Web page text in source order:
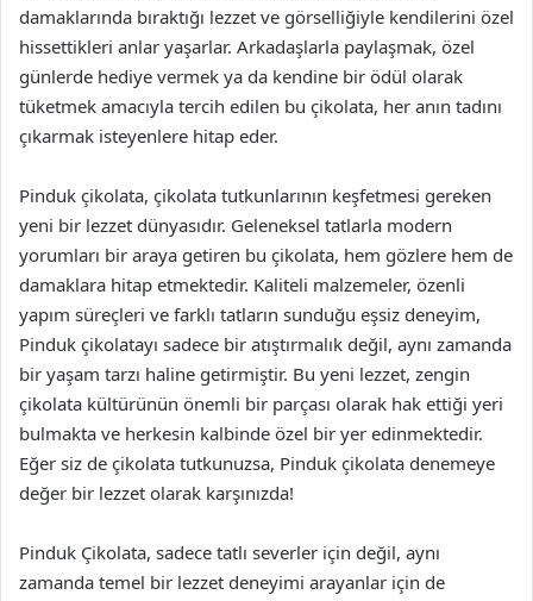
damaklarında bıraktığı lezzet ve görselliğiyle kendilerini özel
hissettikleri anlar yaşarlar. Arkadaşlarla paylaşmak, özel
günlerde hediye vermek ya da kendine bir ödül olarak
tüketmek amacıyla tercih edilen bu çikolata, her anın tadını
çıkarmak isteyenlere hitap eder.
Pinduk çikolata, çikolata tutkunlarının keşfetmesi gereken
yeni bir lezzet dünyasıdır. Geleneksel tatlarla modern
yorumları bir araya getiren bu çikolata, hem gözlere hem de
damaklara hitap etmektedir. Kaliteli malzemeler, özenli
yapım süreçleri ve farklı tatların sunduğu eşsiz deneyim,
Pinduk çikolatayı sadece bir atıştırmalık değil, aynı zamanda
bir yaşam tarzı haline getirmiştir. Bu yeni lezzet, zengin
çikolata kültürünün önemli bir parçası olarak hak ettiği yeri
bulmakta ve herkesin kalbinde özel bir yer edinmektedir.
Eğer siz de çikolata tutkunuzsa, Pinduk çikolata denemeye
değer bir lezzet olarak karşınızda!
Pinduk Çikolata, sadece tatlı severler için değil, aynı
zamanda temel bir lezzet deneyimi arayanlar için de